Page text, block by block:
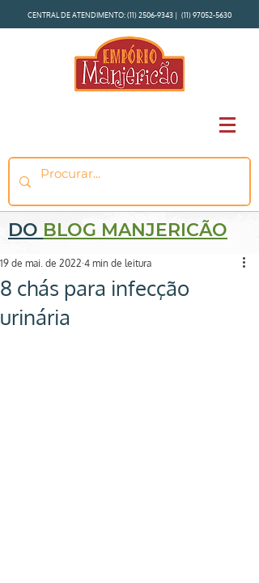
CENTRAL DE ATENDIMENTO:(11) 2506-9343 | (11) 97052-5630
DO BLOG MANJERICÃO
8 chás para infecção
urinária
19 de mai. de 2022 4 min de leitura